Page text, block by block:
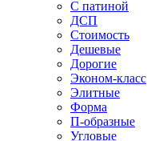
С патиной
ДСП
Стоимость
Дешевые
Дорогие
Эконом-класс
Элитные
Форма
П-образные
Угловые